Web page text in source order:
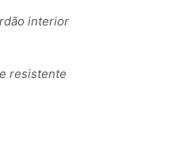
interior
resistente